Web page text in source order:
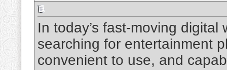
In today’s fast-moving
searching for entertainment
convenient to use, and